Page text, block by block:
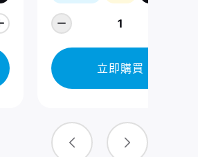
1
立即購買